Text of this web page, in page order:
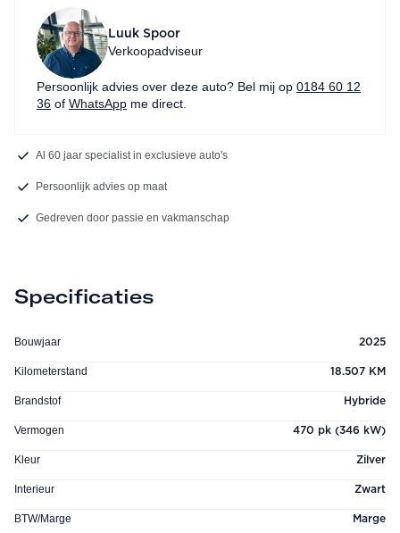
Luuk Spoor
Verkoopadviseur
Persoonlijk advies over deze auto? Bel mij op 0184 60 12
36 of WhatsApp me direct.
Al 60 jaar specialist in exclusieve auto's
Persoonlijk advies op maat
Gedreven door passie en vakmanschap
Specificaties
Bouwjaar 2025
Kilometerstand 18.507 KM
Brandstof Hybride
Vermogen 470 pk (346 kW)
Kleur Zilver
Interieur Zwart
BTW/Marge Marge